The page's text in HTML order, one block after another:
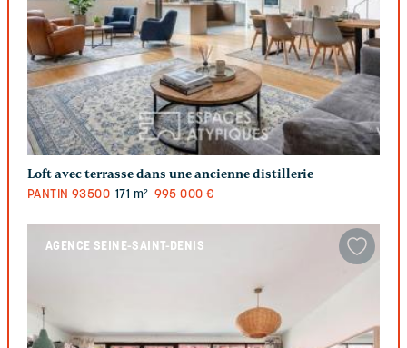
Loft avec terrasse dans une ancienne distillerie
PANTIN 93500 171 m² 995 000 €
AGENCE SEINE-SAINT-DENIS